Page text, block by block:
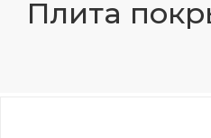
Плита